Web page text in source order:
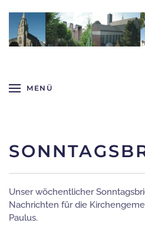
Zum Hauptinhalt springen
MENÜ
Unser wöchentlicher
Nachrichten für die
Paulus.